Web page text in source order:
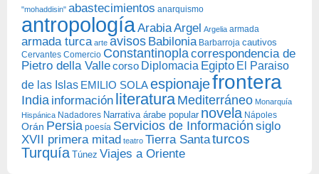
"mohaddisin" abastecimientos anarquismo
antropología ArabiaArgel Argelia armada
armada turca arte avisos Babilonia Barbarroja cautivos
Cervantes Comercio Constantinopla correspondencia de
Pietro della Vallecorso Diplomacia Egipto El Paraiso
de las Islas EMILIO SOLAespionajefrontera
India información literatura Mediterráneo Monarquía
Hispánica Nadadores Narrativa árabe popular novela Nápoles
Orán Persia poesía Servicios de Información siglo
XVII primera mitad teatro Tierra Santaturcos
Turquía Túnez Viajes a Oriente